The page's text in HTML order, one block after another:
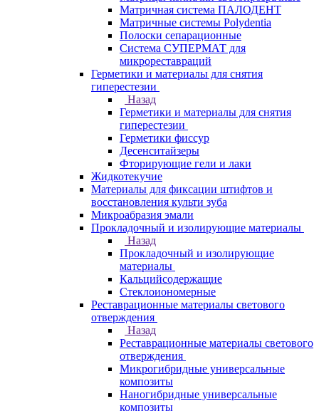
Матричная система ПАЛОДЕНТ
Матричные системы Polydentia
Полоски сепарационные
Система СУПЕРМАТ для
микрореставраций
Герметики и материалы для снятия
гиперестезии
Назад
Герметики и материалы для снятия
гиперестезии
Герметики фиссур
Десенситайзеры
Фторирующие гели и лаки
Жидкотекучие
Материалы для фиксации штифтов и
восстановления культи зуба
Микроабразия эмали
Прокладочный и изолирующие материалы
Назад
Прокладочный и изолирующие
материалы
Кальцийсодержащие
Стеклоиономерные
Реставрационные материалы светового
отверждения
Назад
Реставрационные материалы светового
отверждения
Микрогибридные универсальные
композиты
Наногибридные универсальные
композиты